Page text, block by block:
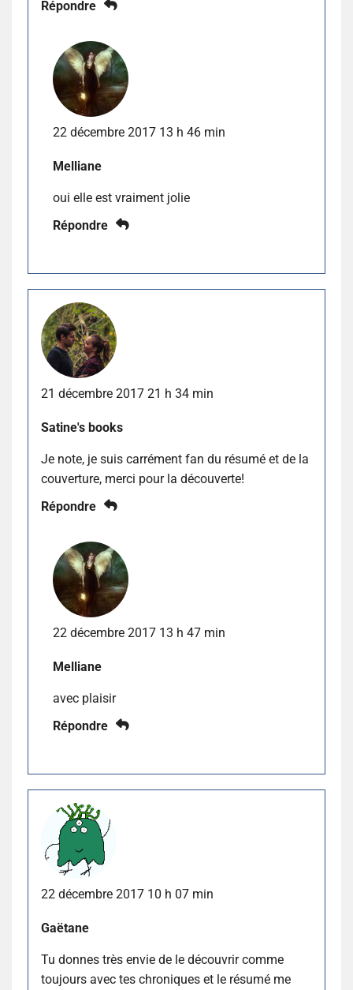
Répondre
22 décembre 2017 13 h 46 min
Melliane
oui elle est vraiment jolie
Répondre
21 décembre 2017 21 h 34 min
Satine's books
Je note, je suis carrément fan du résumé et de la
couverture, merci pour la découverte!
Répondre
22 décembre 2017 13 h 47 min
Melliane
avec plaisir
Répondre
22 décembre 2017 10 h 07 min
Gaëtane
Tu donnes très envie de le découvrir comme
toujours avec tes chroniques et le résumé me